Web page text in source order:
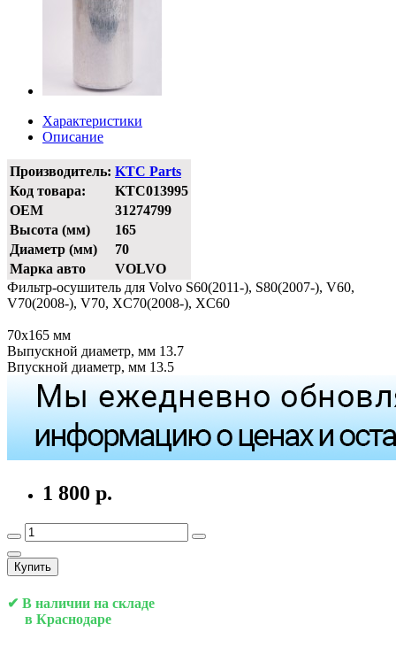
Характеристики
Описание
Производитель: KTC Parts
Код товара:
KTC013995
OEM
31274799
Высота (мм)
165
Диаметр (мм)
70
Марка авто
VOLVO
Фильтр-осушитель для Volvo S60(2011-), S80(2007-), V60,
V70(2008-), V70, XC70(2008-), XC60
70х165 мм
Выпускной диаметр, мм 13.7
Впускной диаметр, мм 13.5
1 800 р.
Купить
✔ В наличии на складе
в Краснодаре